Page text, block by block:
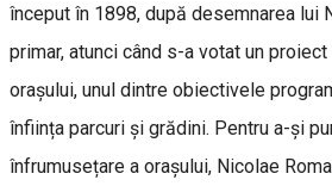
început în 1898, după desemnarea lui
primar, atunci când s-a votat un
orașului, unul dintre obiectivele
înființa parcuri și grădini. Pentru a-și
înfrumusețare a orașului, Nicolae